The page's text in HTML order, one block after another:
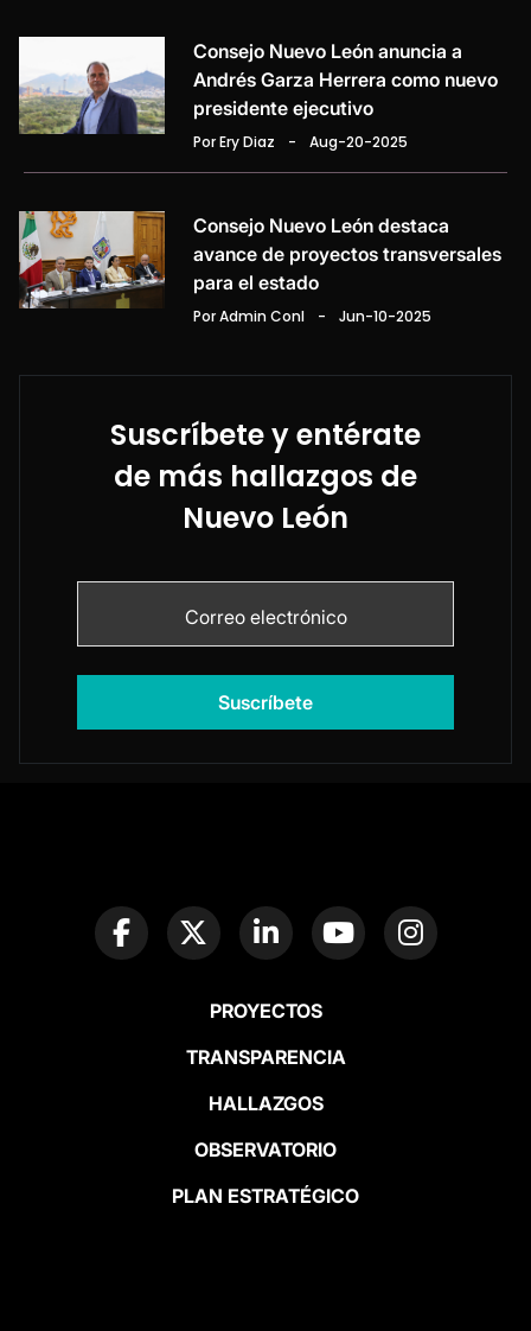
Consejo Nuevo León anuncia a
Andrés Garza Herrera como nuevo
presidente ejecutivo
Por Ery Diaz - Aug-20-2025
Consejo Nuevo León destaca
avance de proyectos transversales
para el estado
Por Admin Conl - Jun-10-2025
Suscríbete y entérate
de más hallazgos de
Nuevo León
PROYECTOS
TRANSPARENCIA
HALLAZGOS
OBSERVATORIO
PLAN ESTRATÉGICO